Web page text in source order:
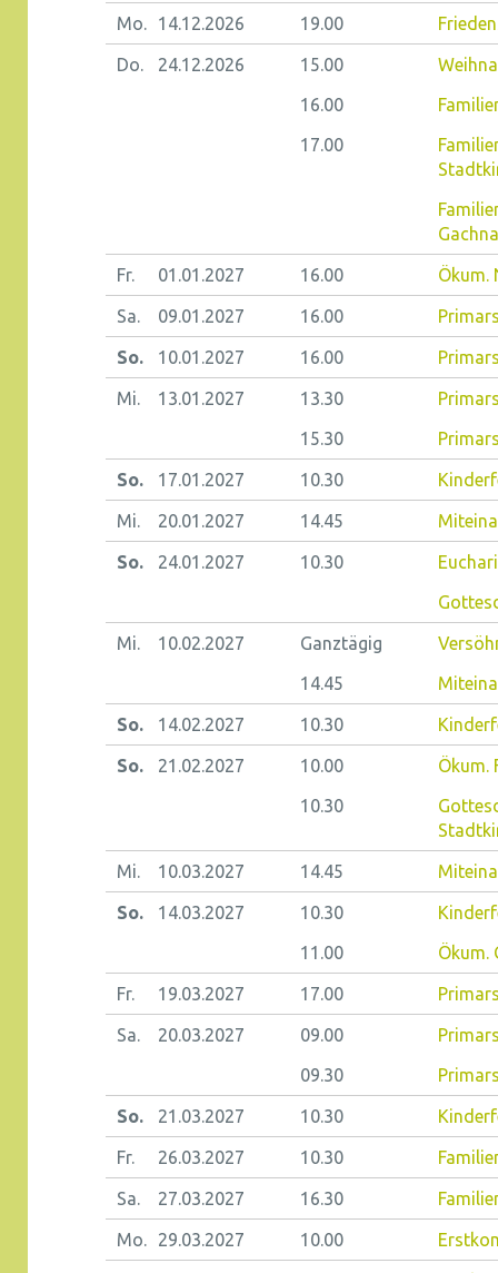
Mo. 14.12.2026 19.00
Do. 24.12.2026 15.00
16.00
17.00
Fr. 01.01.2027 16.00 Ökum.
Sa. 09.01.2027 16.00
So. 10.01.2027 16.00
Mi. 13.01.2027 13.30
15.30
So. 17.01.2027 10.30
Mi. 20.01.2027 14.45
So. 24.01.2027 10.30
Mi. 10.02.2027 Ganztägig
14.45
So. 14.02.2027 10.30
So. 21.02.2027 10.00
Ökum.
10.30
Mi. 10.03.2027 14.45
So. 14.03.2027 10.30
11.00
Ökum.
Fr. 19.03.2027 17.00
Sa. 20.03.2027 09.00
09.30
So. 21.03.2027 10.30
Fr. 26.03.2027 10.30
Sa. 27.03.2027 16.30
Mo. 29.03.2027 10.00